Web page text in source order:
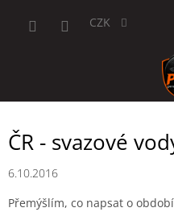
CZK
ČR - svazové
6.10.2016
Přemýšlím, co napsat o